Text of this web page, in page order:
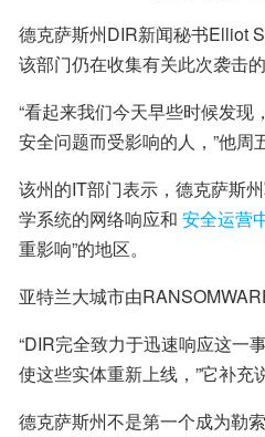
德克萨斯州DIR新闻秘书Elliot
该部门仍在收集有关此次袭击的
“看起来我们今天早些时候发现
安全问题而受影响的人，”他周
该州的IT部门表示，德克萨斯
学系统的网络响应和 安全运营
重影响”的地区。
亚特兰大城市由
“DIR完全致力于迅速响应这一
使这些实体重新上线，”它补充说
德克萨斯州不是第一个成为勒